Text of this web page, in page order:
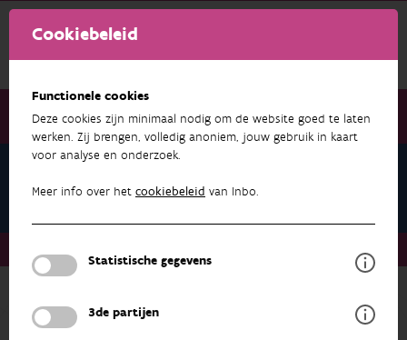
Cookiebeleid
Functionele cookies
Deze cookies zijn minimaal nodig om de website goed te laten
werken. Zij brengen, volledig anoniem, jouw gebruik in kaart
voor analyse en onderzoek.
Meer info over het cookiebeleid van Inbo.
Statistische gegevens
3de partijen
Genetische Diversiteit
Genetische Diversiteit